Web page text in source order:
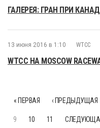
ГАЛЕРЕЯ: ГРАН ПРИ
13 июня 2016 в 1:10 WTCC
WTCC НА MOSCOW
« ПЕРВАЯ ‹ ПРЕДЫДУЩАЯ
9 10 11